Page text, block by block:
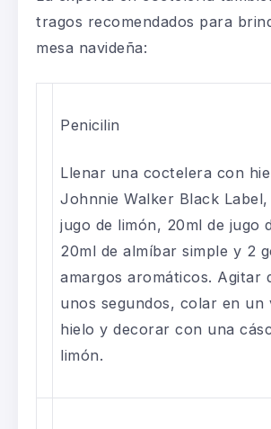
tragos recomendados para
mesa navideña:
Penicilin
Llenar una coctelera con
Johnnie Walker Black Label,
jugo de limón, 20ml de jugo
20ml de almíbar simple y 2
amargos aromáticos. Agitar
unos segundos, colar en un
hielo y decorar con una
limón.